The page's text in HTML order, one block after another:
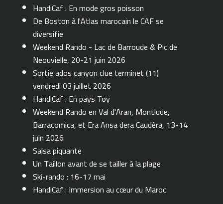
HandiCaf : En mode gros poisson
De Boston à l'Atlas marocain le CAF se
diversifie
Weekend Rando - Lac de Barroude & Pic de
Neouvielle, 20-21 juin 2026
Sortie ados canyon clue terminet (11)
vendredi 03 juillet 2026
HandiCaf : En pays Toy
Weekend Rando en Val d'Aran, Montlude,
Barracomica, et Era Ansa dera Caudèra, 13-14
juin 2026
Salsa piquante
Un Taillon avant de se tailler à la plage
Ski-rando : 16-17 mai
HandiCaf : Immersion au cœur du Maroc